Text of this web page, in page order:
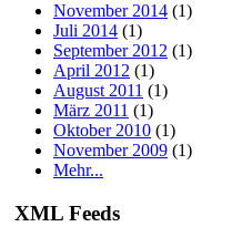
November 2014 (1)
Juli 2014 (1)
September 2012 (1)
April 2012 (1)
August 2011 (1)
März 2011 (1)
Oktober 2010 (1)
November 2009 (1)
Mehr...
XML Feeds